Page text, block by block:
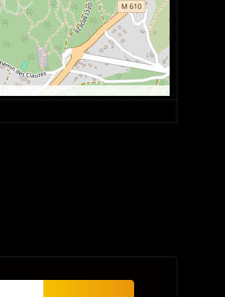
Map data © OpenStreetMap
contributors